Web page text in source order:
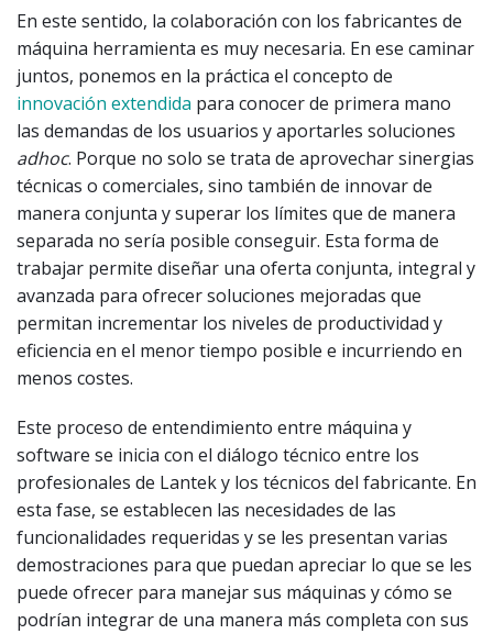
En este sentido, la colaboración con los fabricantes de
máquina herramienta es muy necesaria. En ese caminar
juntos, ponemos en la práctica el concepto de
innovación extendida para conocer de primera mano
las demandas de los usuarios y aportarles soluciones
adhoc. Porque no solo se trata de aprovechar sinergias
técnicas o comerciales, sino también de innovar de
manera conjunta y superar los límites que de manera
separada no sería posible conseguir. Esta forma de
trabajar permite diseñar una oferta conjunta, integral y
avanzada para ofrecer soluciones mejoradas que
permitan incrementar los niveles de productividad y
eficiencia en el menor tiempo posible e incurriendo en
menos costes.
Este proceso de entendimiento entre máquina y
software se inicia con el diálogo técnico entre los
profesionales de Lantek y los técnicos del fabricante. En
esta fase, se establecen las necesidades de las
funcionalidades requeridas y se les presentan varias
demostraciones para que puedan apreciar lo que se les
puede ofrecer para manejar sus máquinas y cómo se
podrían integrar de una manera más completa con sus